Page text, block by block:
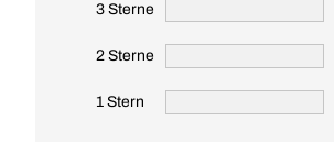
3 Sterne
2 Sterne
1 Stern